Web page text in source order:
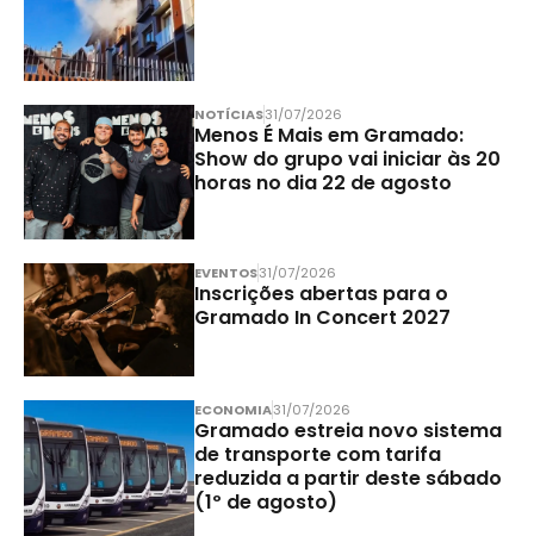
NOTÍCIAS31/07/2026
Menos É Mais em Gramado:
Show do grupo vai iniciar às 20
horas no dia 22 de agosto
EVENTOS31/07/2026
Inscrições abertas para o
Gramado In Concert 2027
ECONOMIA31/07/2026
Gramado estreia novo sistema
de transporte com tarifa
reduzida a partir deste sábado
(1º de agosto)